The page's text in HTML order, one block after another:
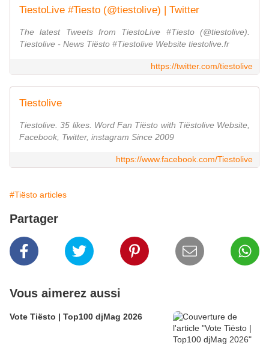
TiestoLive #Tiesto (@tiestolive) | Twitter
The latest Tweets from TiestoLive #Tiesto (@tiestolive).
Tiestolive - News Tiësto #Tiestolive Website tiestolive.fr
https://twitter.com/tiestolive
Tiestolive
Tiestolive. 35 likes. Word Fan Tiësto with Tiëstolive Website,
Facebook, Twitter, instagram Since 2009
https://www.facebook.com/Tiestolive
#Tiësto articles
Partager
Vous aimerez aussi
Vote Tiësto | Top100 djMag 2026